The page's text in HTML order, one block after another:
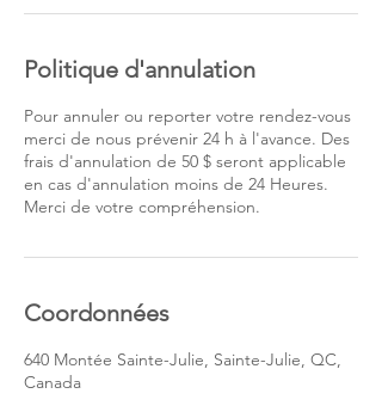
Politique d'annulation
Pour annuler ou reporter votre rendez-vous
merci de nous prévenir 24 h à l'avance. Des
frais d'annulation de 50 $ seront applicable
en cas d'annulation moins de 24 Heures.
Merci de votre compréhension.
Coordonnées
640 Montée Sainte-Julie, Sainte-Julie, QC,
Canada